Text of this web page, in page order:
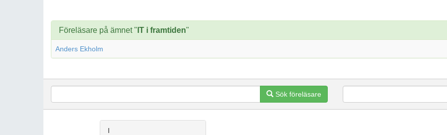
Föreläsare på ämnet " IT i framtiden"
Anders Ekholm
Sök föreläsare
I